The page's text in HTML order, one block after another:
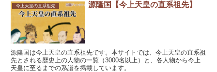
今上天皇の直系祖先 源隆国【今上天皇の直系祖先】
源隆国は今上天皇の直系祖先です。本サイトでは、今上天皇の直系祖
先とされる歴史上の人物の一覧（3000名以上）と、各人物から今上
天皇に至るまでの系譜を掲載しています。